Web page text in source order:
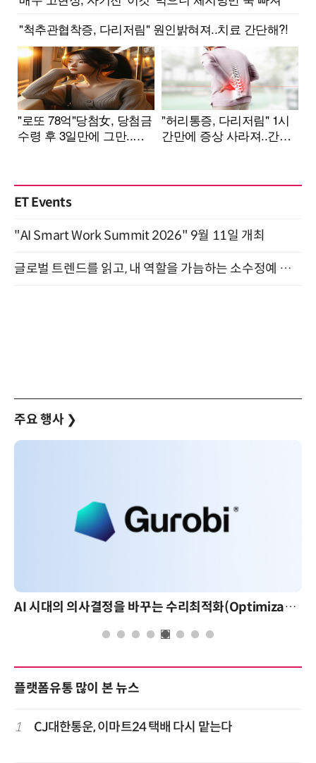
ET Events
"AI Smart Work Summit 2026" 9월 11일 개최
글로벌 트렌드를 읽고, 내 역할을 가늠하는 소수정예 실습 워크숍 (8/28)
주요 행사 ❯
AI 시대의 의사결정을 바꾸는 수리최적화(Optimization): 실제 산업 적용 사례와 활용 전략
플랫폼유통 많이 본 뉴스
1 CJ대한통운, 이마트24 택배 다시 맡는다